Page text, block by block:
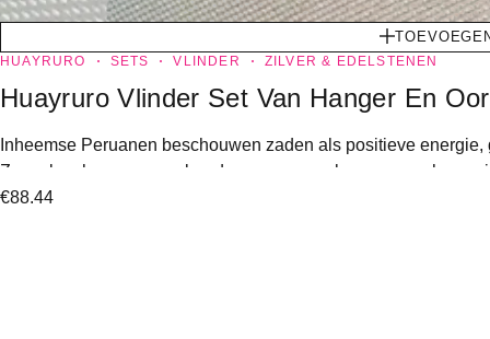
HUAYRURO SETS VLINDER ZILVER & EDELSTENEN
Huayruro Vlinder Set Van Hanger En
Inheemse Peruanen beschouwen zaden als positieve
Ze maken huayruro armbanden voor pasgeborenen om hun
€88.44